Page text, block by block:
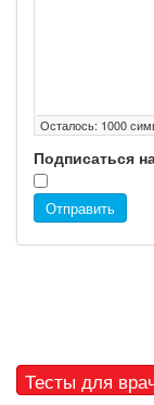
Осталось: 1000
Подписаться
Отправить
Тесты для